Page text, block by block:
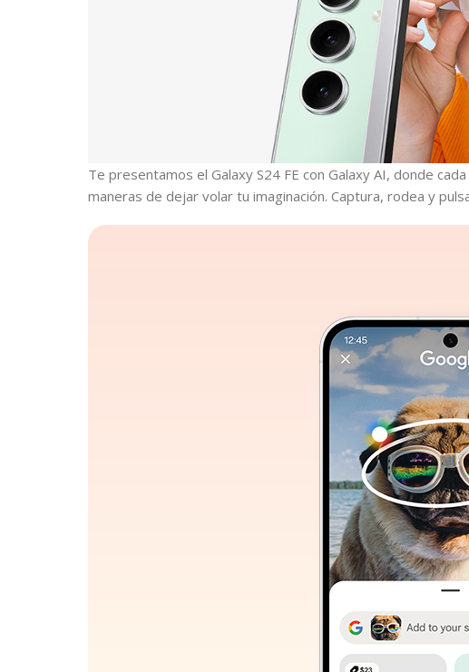
Te presentamos el Galaxy S24 FE con Galaxy AI, donde
maneras de dejar volar tu imaginación. Captura, rodea y pulsa